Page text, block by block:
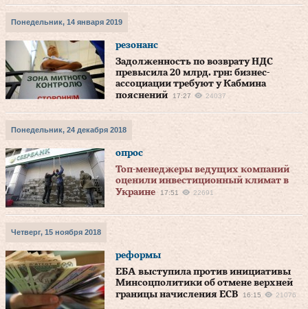
Понедельник, 14 января 2019
резонанс
Задолженность по возврату НДС
превысила 20 млрд. грн: бизнес-
ассоциации требуют у Кабмина
пояснений
17:27 24037
Понедельник, 24 декабря 2018
опрос
Топ-менеджеры ведущих компаний
оценили инвестиционный климат в
Украине
17:51 22691
Четверг, 15 ноября 2018
реформы
ЕБА выступила против инициативы
Минсоцполитики об отмене верхней
границы начисления ЕСВ
16:15 21076